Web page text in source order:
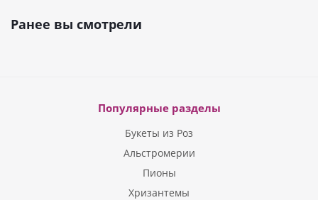
Ранее вы смотрели
Популярные разделы
Букеты из Роз
Альстромерии
Пионы
Хризантемы